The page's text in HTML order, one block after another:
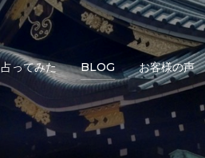
占ってみた BLOG お客様の声